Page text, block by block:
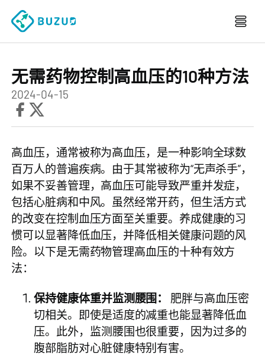
无需药物控制高血压的10种方法
2024-04-15
高血压，通常被称为高血压，是一种影响全球数
百万人的普遍疾病。由于其常被称为“无声杀手”，
如果不妥善管理，高血压可能导致严重并发症，
包括心脏病和中风。虽然经常开药，但生活方式
的改变在控制血压方面至关重要。养成健康的习
惯可以显著降低血压，并降低相关健康问题的风
险。以下是无需药物管理高血压的十种有效方
法：
保持健康体重并监测腰围：
肥胖与高血压密
切相关。即使是适度的减重也能显著降低血
压。此外，监测腰围也很重要，因为过多的
腹部脂肪对心脏健康特别有害。